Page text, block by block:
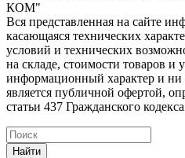
КОМ"
Вся представленная на сайте
касающаяся технических
условий и технических
на складе, стоимости товаров и
информационный характер и ни
является публичной офертой,
статьи 437 Гражданского
Найти